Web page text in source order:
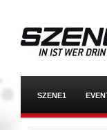
SZENE1